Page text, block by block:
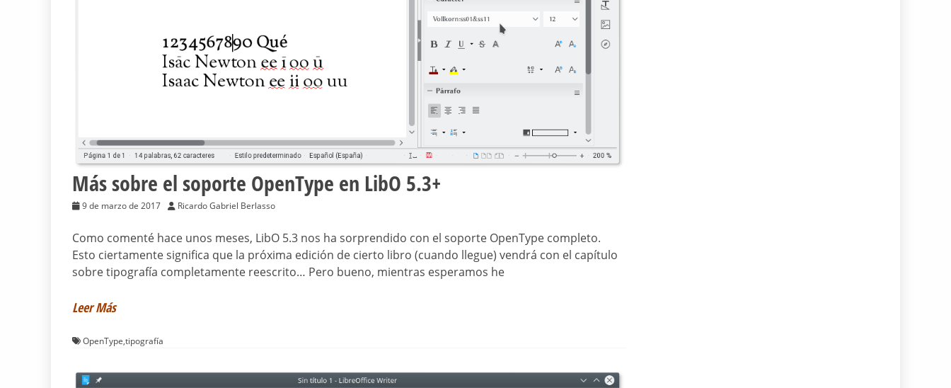
Más sobre el soporte OpenType en LibO 5.3+
9 de marzo de 2017 Ricardo Gabriel Berlasso
Como comenté hace unos meses, LibO 5.3 nos ha sorprendido con el soporte OpenType completo.
Esto ciertamente significa que la próxima edición de cierto libro (cuando llegue) vendrá con el capítulo
sobre tipografía completamente reescrito… Pero bueno, mientras esperamos he
Leer Más
OpenType,tipografía